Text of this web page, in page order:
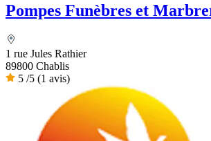
Pompes Funèbres et
1 rue Jules Rathier
89800 Chablis
5 /5 (1 avis)